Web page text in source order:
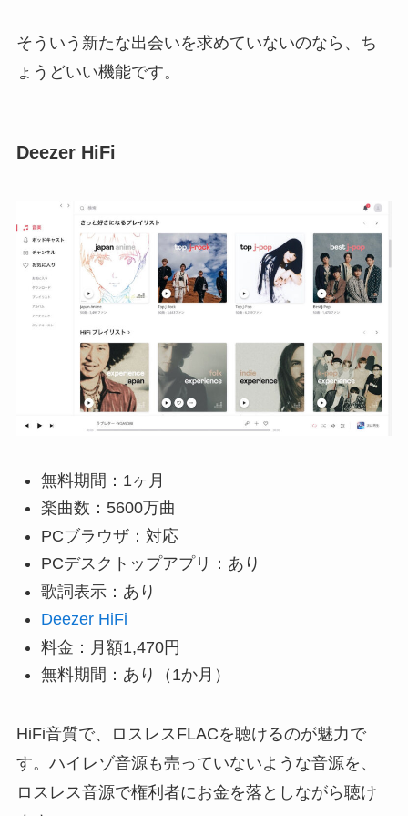
そういう新たな出会いを求めていないのなら、ち
ょうどいい機能です。
Deezer HiFi
無料期間：1ヶ月
楽曲数：5600万曲
PCブラウザ：対応
PCデスクトップアプリ：あり
歌詞表示：あり
Deezer HiFi
料金：月額1,470円
無料期間：あり（1か月）
HiFi音質で、ロスレスFLACを聴けるのが魅力で
す。ハイレゾ音源も売っていないような音源を、
ロスレス音源で権利者にお金を落としながら聴け